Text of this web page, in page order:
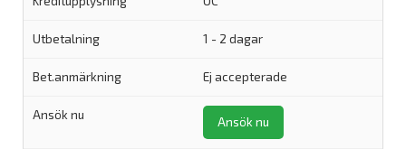
1 - 2 dagar
Ej accepterade
Ansök nu